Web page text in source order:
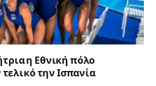
η Εθνική πόλο
την Ισπανία